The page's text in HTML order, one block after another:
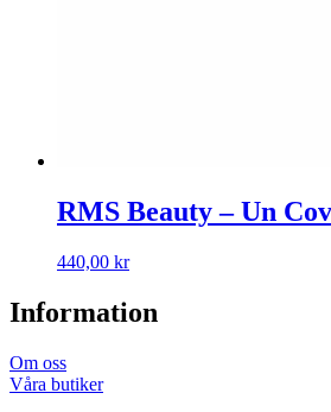
RMS Beauty – Un
440,00 kr
Information
Om oss
Våra butiker